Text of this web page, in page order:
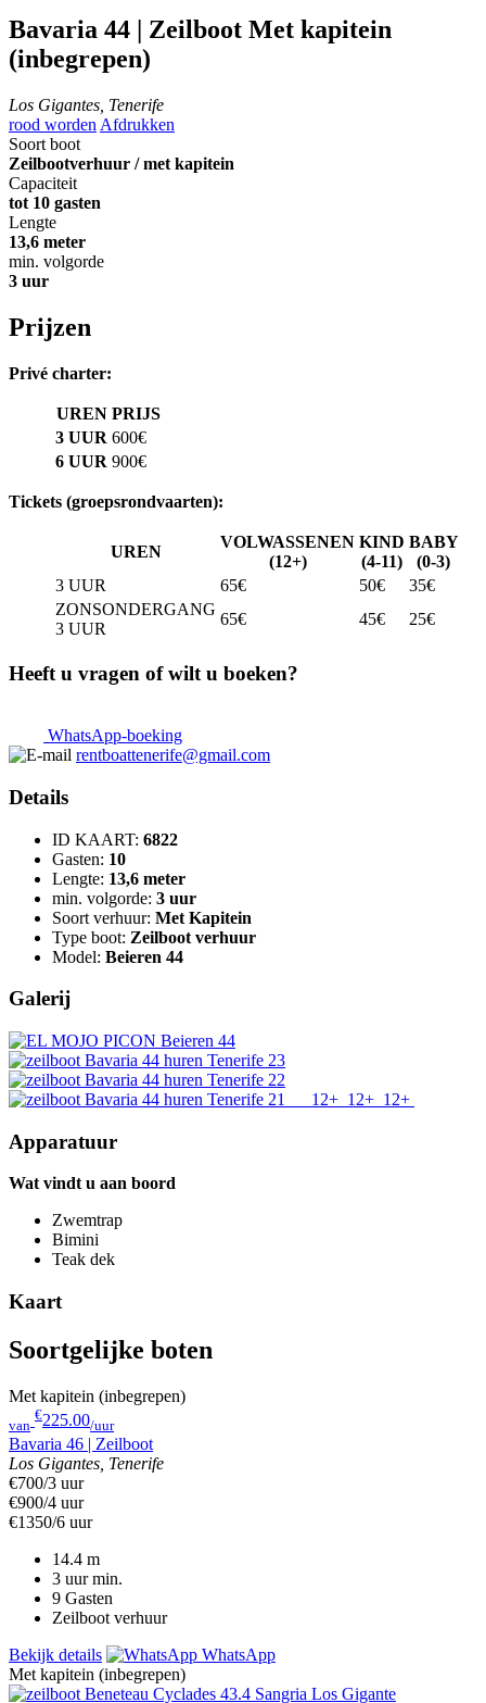
Bavaria 44 | Zeilboot Met kapitein
(inbegrepen)
Los Gigantes, Tenerife
rood worden Afdrukken
Soort boot
Zeilbootverhuur / met kapitein
Capaciteit
tot 10 gasten
Lengte
13,6 meter
min. volgorde
3 uur
Prijzen
Privé charter:
UREN PRIJS
3 UUR 600€
6 UUR 900€
Tickets (groepsrondvaarten):
UREN
VOLWASSENEN
(12+)
KIND
(4-11)
BABY
(0-3)
3 UUR
65€ 50€
35€
ZONSONDERGANG
3 UUR
65€ 45€ 25€
Heeft u vragen of wilt u boeken?
WhatsApp-boeking
rentboattenerife@gmail.com
Details
ID KAART: 6822
Gasten: 10
Lengte: 13,6 meter
min. volgorde: 3 uur
Soort verhuur: Met Kapitein
Type boot: Zeilboot verhuur
Model: Beieren 44
Galerij
12+ 12+ 12+
Apparatuur
Wat vindt u aan boord
Zwemtrap
Bimini
Teak dek
Kaart
Soortgelijke boten
Met kapitein (inbegrepen)
van
€225.00/uur
Bavaria 46 | Zeilboot
Los Gigantes, Tenerife
€700/3 uur
€900/4 uur
€1350/6 uur
14.4 m
3 uur min.
9 Gasten
Zeilboot verhuur
Bekijk details
WhatsApp
Met kapitein (inbegrepen)